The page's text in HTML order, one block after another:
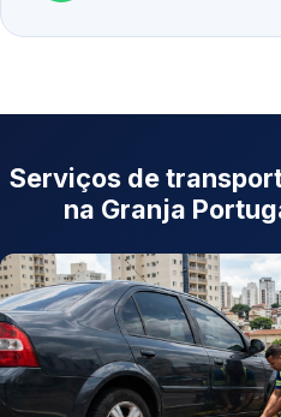
Serviços de
na Granja